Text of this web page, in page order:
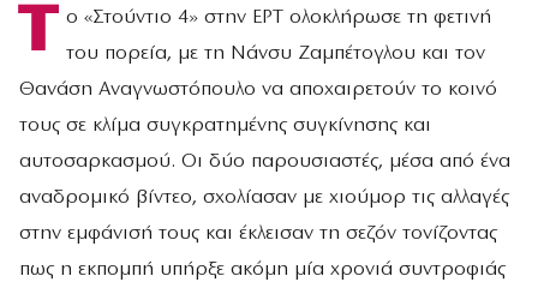
Τ ο «Στούντιο 4» στην ΕΡΤ ολοκλήρωσε τη φετινή
του πορεία, με τη Νάνσυ Ζαμπέτογλου και τον
Θανάση Αναγνωστόπουλο να αποχαιρετούν το κοινό
τους σε κλίμα συγκρατημένης συγκίνησης και
αυτοσαρκασμού. Οι δύο παρουσιαστές, μέσα από ένα
αναδρομικό βίντεο, σχολίασαν με χιούμορ τις αλλαγές
στην εμφάνισή τους και έκλεισαν τη σεζόν τονίζοντας
πως η εκπομπή υπήρξε ακόμη μία χρονιά συντροφιάς